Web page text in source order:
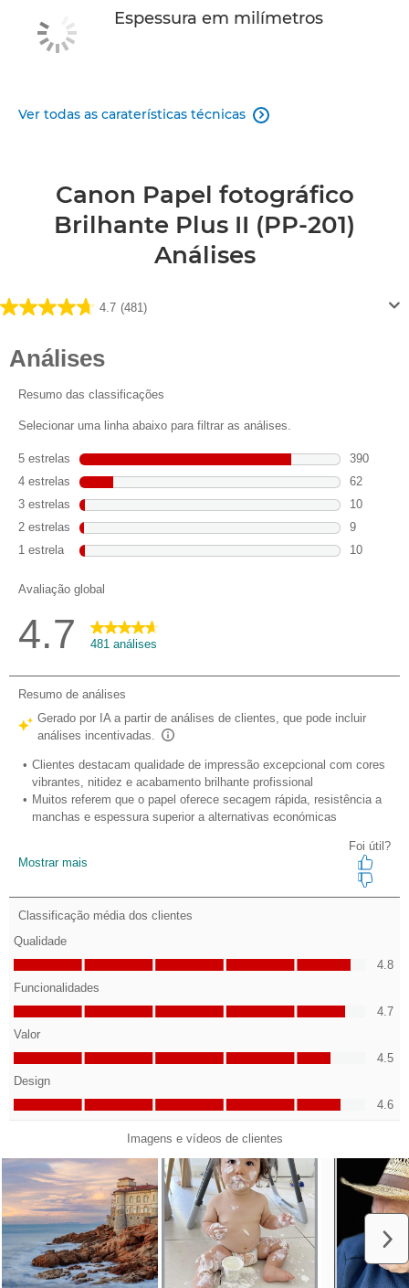
Espessura em milímetros
Ver todas as caraterísticas técnicas 
Canon Papel fotográfico
Brilhante Plus II (PP-201)
Análises
4.7 (481)
4.7
estrelas.
481